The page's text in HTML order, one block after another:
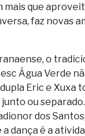
mais que
faz novas
o
Água Verde
Eric e Xuxa
ou separado.
dos
a dança é a